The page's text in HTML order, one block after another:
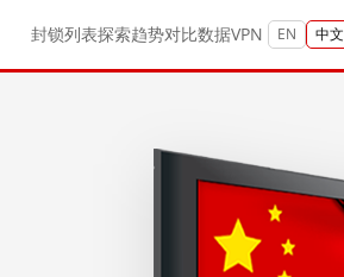
封锁列表探索趋势对比数据VPN EN 中文